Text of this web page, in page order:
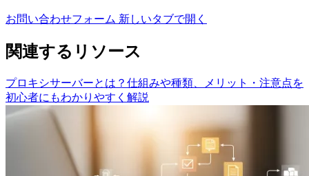
お問い合わせフォーム 新しいタブで開く
関連するリソース
プロキシサーバーとは？仕組みや種類、メリット・注意点を
初心者にもわかりやすく解説